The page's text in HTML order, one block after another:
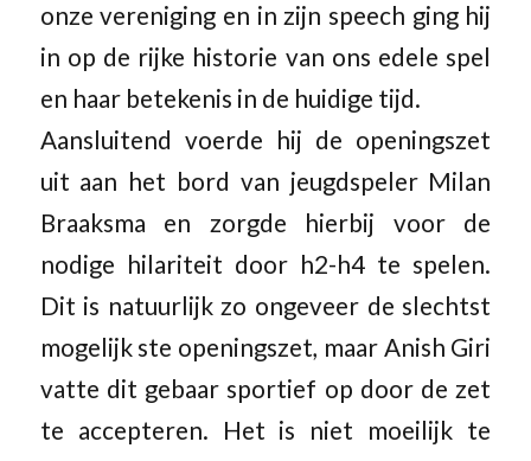
onze vereniging en in zijn speech ging hij
in op de rijke historie van ons edele spel
en haar betekenis in de huidige tijd.
Aansluitend voerde hij de openingszet
uit aan het bord van jeugdspeler Milan
Braaksma en zorgde hierbij voor de
nodige hilariteit door h2-h4 te spelen.
Dit is natuurlijk zo ongeveer de slechtst
mogelijk ste openingszet, maar Anish Giri
vatte dit gebaar sportief op door de zet
te accepteren. Het is niet moeilijk te